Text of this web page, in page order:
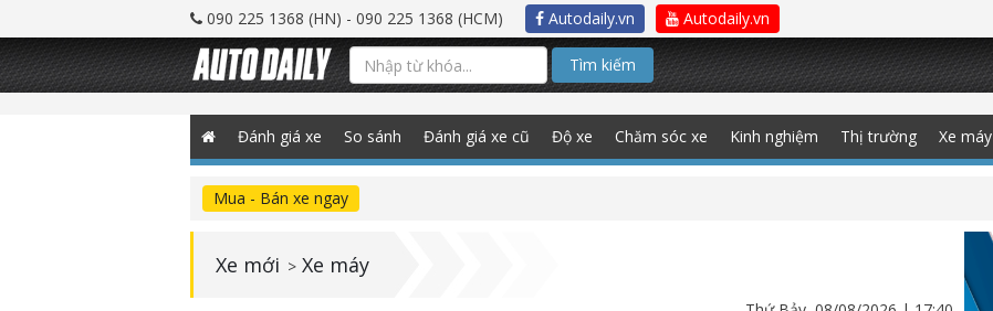
090 225 1368 (HN) - 090 225 1368 (HCM) Autodaily.vn Autodaily.vn
Tìm kiếm
Đánh giá xe So sánh Đánh giá xe cũ Độ xe Chăm sóc xe Kinh nghiệm Thị trường Xe máy
Mua - Bán xe ngay
Xe mới > Xe máy